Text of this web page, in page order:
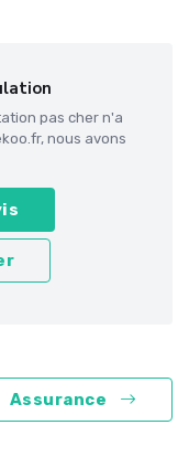
pas cher n'a
nous avons
Assurance